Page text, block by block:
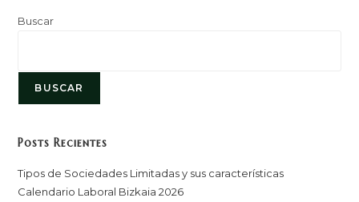
Buscar
BUSCAR
Posts Recientes
Tipos de Sociedades Limitadas y sus características
Calendario Laboral Bizkaia 2026